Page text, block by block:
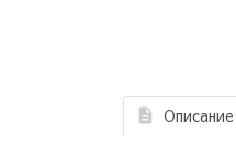
Описание